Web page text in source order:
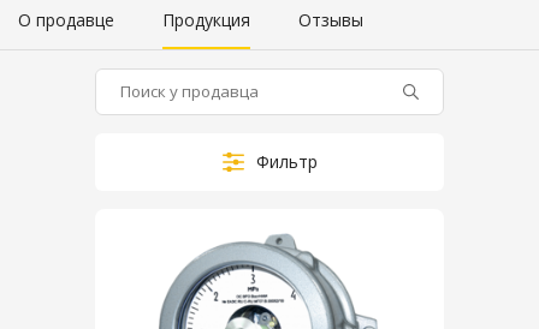
О продавце Продукция Отзывы
Фильтр